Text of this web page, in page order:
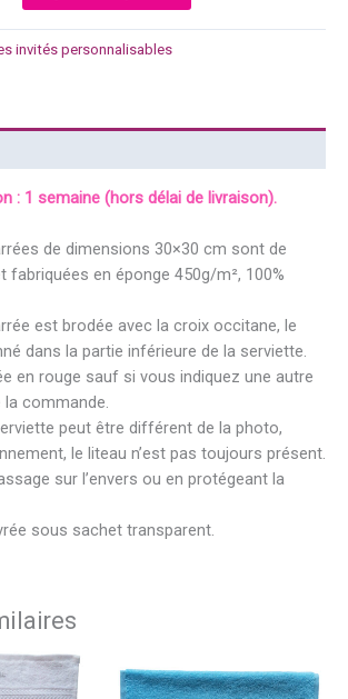
invités personnalisables
: 1 semaine (hors délai de livraison).
de dimensions 30×30 cm sont de
fabriquées en éponge 450g/m², 100%
est brodée avec la croix occitane, le
dans la partie inférieure de la serviette.
en rouge sauf si vous indiquez une autre
commande.
peut être différent de la photo,
le liteau n’est pas toujours présent.
sur l’envers ou en protégeant la
sous sachet transparent.